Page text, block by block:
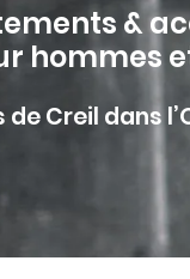
&
hommes
de Creil dans